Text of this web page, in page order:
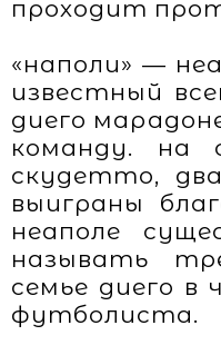
проходит
«наполи» —
известный
диего
команду. на
скудетто,
выиграны
неаполе
называть
семье диего в
футболиста.